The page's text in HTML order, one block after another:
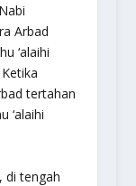
Arbad
‘alaihi
tertahan
‘alaihi
di tengah